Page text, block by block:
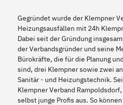
Gegründet wurde der Klempner
Heizungsausfällen mit 24h
Dabei seit der Gründung
der Verbandsgründer und seine
Bürokräfte, die für die Planung
sind, drei Klempner sowie zwei
Sanitär - und Heizungstechnik.
Klempner Verband
selbst junge Profis aus. So